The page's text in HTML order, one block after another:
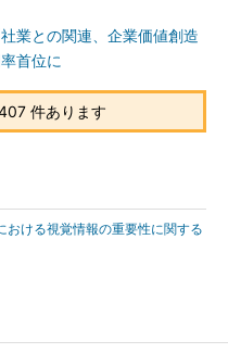
業との関連、企業価値創造
首位に
件あります
ける視覚情報の重要性に関する